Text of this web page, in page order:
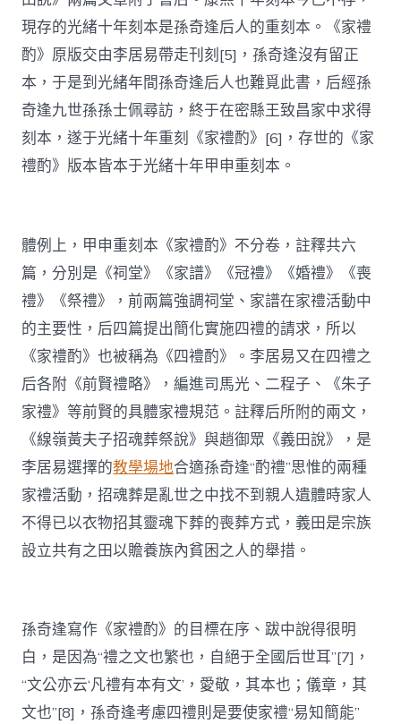
現存的光緒十年刻本是孫奇逢后人的重刻本。《家禮
酌》原版交由李居易帶走刊刻[5]，孫奇逢沒有留正
本，于是到光緒年間孫奇逢后人也難覓此書，后經孫
奇逢九世孫孫士佩尋訪，終于在密縣王致昌家中求得
刻本，遂于光緒十年重刻《家禮酌》[6]，存世的《家
禮酌》版本皆本于光緒十年甲申重刻本。
體例上，甲申重刻本《家禮酌》不分卷，註釋共六
篇，分別是《祠堂》《家譜》《冠禮》《婚禮》《喪
禮》《祭禮》，前兩篇強調祠堂、家譜在家禮活動中
的主要性，后四篇提出簡化實施四禮的請求，所以
《家禮酌》也被稱為《四禮酌》。李居易又在四禮之
后各附《前賢禮略》，編進司馬光、二程子、《朱子
家禮》等前賢的具體家禮規范。註釋后所附的兩文，
《線嶺黃夫子招魂葬祭說》與趙御眾《義田說》，是
李居易選擇的教學場地合適孫奇逢“酌禮”思惟的兩種
家禮活動，招魂葬是亂世之中找不到親人遺體時家人
不得已以衣物招其靈魂下葬的喪葬方式，義田是宗族
設立共有之田以贍養族內貧困之人的舉措。
孫奇逢寫作《家禮酌》的目標在序、跋中說得很明
白，是因為“禮之文也繁也，自絕于全國后世耳”[7]，
“文公亦云‘凡禮有本有文’，愛敬，其本也；儀章，其
文也”[8]，孫奇逢考慮四禮則是要使家禮“易知簡能”